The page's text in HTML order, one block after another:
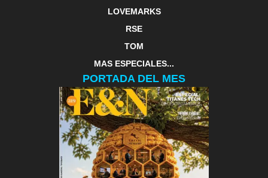
LOVEMARKS
RSE
TOM
MAS ESPECIALES...
PORTADA DEL MES